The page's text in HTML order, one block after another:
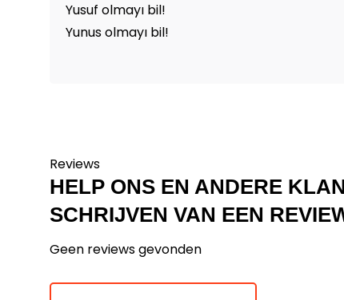
Yusuf olmayı bil!
Yunus olmayı bil!
Reviews
HELP ONS EN ANDERE
SCHRIJVEN VAN EEN
Geen reviews gevonden